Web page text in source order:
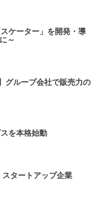
ケーター」を開発・導
～
グループ会社で販売力の
を本格始動
タートアップ企業